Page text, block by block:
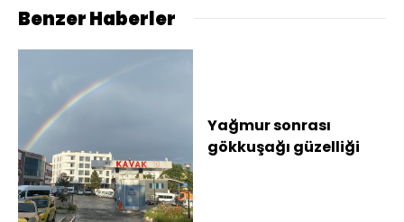
Benzer Haberler
Yağmur sonrası
gökkuşağı güzelliği